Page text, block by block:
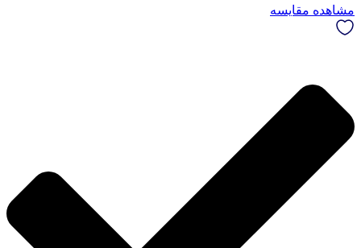
مشاهده مقایسه